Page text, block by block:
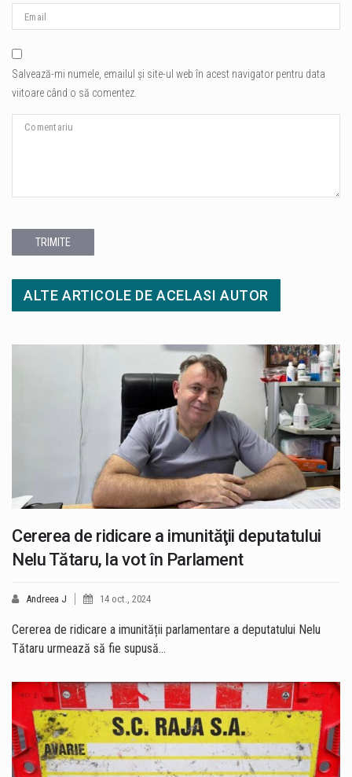
Salvează-mi numele, emailul și site-ul web în acest navigator pentru data
viitoare când o să comentez.
TRIMITE
ALTE ARTICOLE DE ACELASI AUTOR
Cererea de ridicare a imunităţii deputatului
Nelu Tătaru, la vot în Parlament
Andreea J 14 oct., 2024
Cererea de ridicare a imunității parlamentare a deputatului Nelu
Tătaru urmează să fie supusă…